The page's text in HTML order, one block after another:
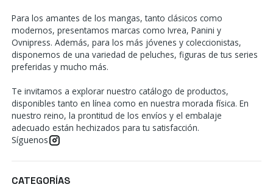
Para los amantes de los mangas, tanto clásicos como
modernos, presentamos marcas como Ivrea, Panini y
Ovnipress. Además, para los más jóvenes y coleccionistas,
disponemos de una variedad de peluches, figuras de tus series
preferidas y mucho más.
Te invitamos a explorar nuestro catálogo de productos,
disponibles tanto en línea como en nuestra morada física. En
nuestro reino, la prontitud de los envíos y el embalaje
adecuado están hechizados para tu satisfacción.
Síguenos
CATEGORÍAS